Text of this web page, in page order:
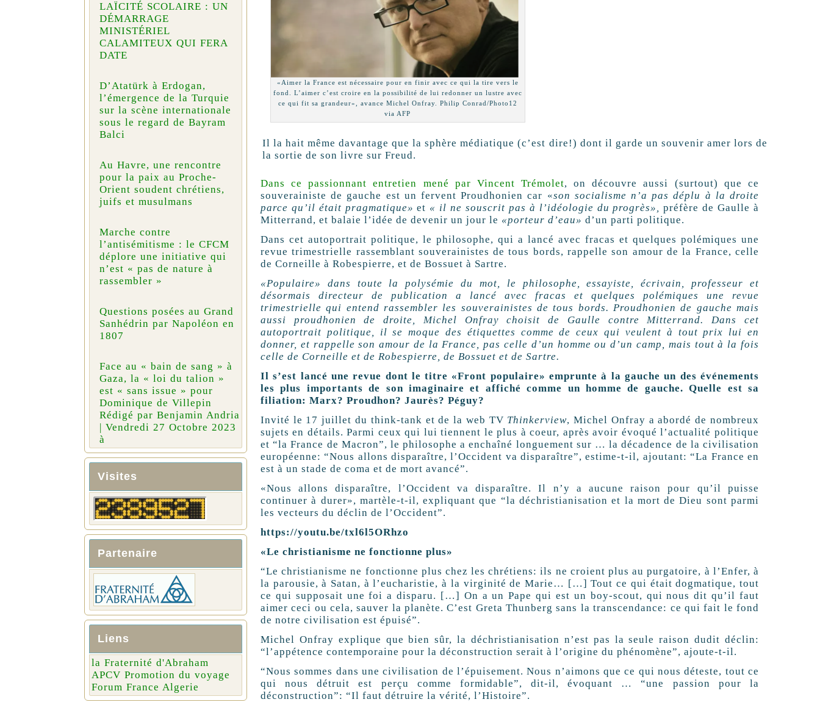
LAÏCITÉ SCOLAIRE : UN
DÉMARRAGE
MINISTÉRIEL
CALAMITEUX QUI FERA
DATE
D’Atatürk à Erdogan,
l’émergence de la Turquie
sur la scène internationale
sous le regard de Bayram
Balci
Au Havre, une rencontre
pour la paix au Proche-
Orient soudent chrétiens,
juifs et musulmans
Marche contre
l’antisémitisme : le CFCM
déplore une initiative qui
n’est « pas de nature à
rassembler »
Questions posées au Grand
Sanhédrin par Napoléon en
1807
Face au « bain de sang » à
Gaza, la « loi du talion »
est « sans issue » pour
Dominique de Villepin
Rédigé par Benjamin Andria
| Vendredi 27 Octobre 2023
à
Visites
Partenaire
Liens
la Fraternité d'Abraham
APCV Promotion du voyage
Forum France Algerie
«Aimer la France est nécessaire pour en finir avec ce qui la tire vers le
fond. L’aimer c’est croire en la possibilité de lui redonner un lustre avec
ce qui fit sa grandeur», avance Michel Onfray. Philip Conrad/Photo12
via AFP
Il la hait même davantage que la sphère médiatique (c’est dire!) dont il garde un souvenir amer lors de
la sortie de son livre sur Freud.
Dans ce passionnant entretien mené par Vincent Trémolet, on découvre aussi (surtout) que ce
souverainiste de gauche est un fervent Proudhonien car «son socialisme n’a pas déplu à la droite
parce qu’il était pragmatique»et « il ne souscrit pas à l’idéologie du progrès»,préfère de Gaulle à
Mitterrand, et balaie l’idée de devenir un jour le «porteur d’eau» d’un parti politique.
Dans cet autoportrait politique, le philosophe, qui a lancé avec fracas et quelques polémiques une
revue trimestrielle rassemblant souverainistes de tous bords, rappelle son amour de la France, celle
de Corneille à Robespierre, et de Bossuet à Sartre.
«Populaire» dans toute la polysémie du mot, le philosophe, essayiste, écrivain, professeur et
désormais directeur de publication a lancé avec fracas et quelques polémiques une revue
trimestrielle qui entend rassembler les souverainistes de tous bords. Proudhonien de gauche mais
aussi proudhonien de droite, Michel Onfray choisit de Gaulle contre Mitterrand. Dans cet
autoportrait politique, il se moque des étiquettes comme de ceux qui veulent à tout prix lui en
donner, et rappelle son amour de la France, pas celle d’un homme ou d’un camp, mais tout à la fois
celle de Corneille et de Robespierre, de Bossuet et de Sartre.
Il s’est lancé une revue dont le titre «Front populaire» emprunte à la gauche un des événements
les plus importants de son imaginaire et affiché comme un homme de gauche. Quelle est sa
filiation: Marx? Proudhon? Jaurès? Péguy?
Invité le 17 juillet du think-tank et de la web TV Thinkerview, Michel Onfray a abordé de nombreux
sujets en détails. Parmi ceux qui lui tiennent le plus à coeur, après avoir évoqué l’actualité politique
et “la France de Macron”, le philosophe a enchaîné longuement sur … la décadence de la civilisation
européenne: “Nous allons disparaître, l’Occident va disparaître”, estime-t-il, ajoutant: “La France en
est à un stade de coma et de mort avancé”.
«Nous allons disparaître, l’Occident va disparaître. Il n’y a aucune raison pour qu’il puisse
continuer à durer», martèle-t-il, expliquant que “la déchristianisation et la mort de Dieu sont parmi
les vecteurs du déclin de l’Occident”.
https://youtu.be/txl6l5ORhzo
«Le christianisme ne fonctionne plus»
“Le christianisme ne fonctionne plus chez les chrétiens: ils ne croient plus au purgatoire, à l’Enfer, à
la parousie, à Satan, à l’eucharistie, à la virginité de Marie… […] Tout ce qui était dogmatique, tout
ce qui supposait une foi a disparu. […] On a un Pape qui est un boy-scout, qui nous dit qu’il faut
aimer ceci ou cela, sauver la planète. C’est Greta Thunberg sans la transcendance: ce qui fait le fond
de notre civilisation est épuisé”.
Michel Onfray explique que bien sûr, la déchristianisation n’est pas la seule raison dudit déclin:
“l’appétence contemporaine pour la déconstruction serait à l’origine du phénomène”, ajoute-t-il.
“Nous sommes dans une civilisation de l’épuisement. Nous n’aimons que ce qui nous déteste, tout ce
qui nous détruit est perçu comme formidable”, dit-il, évoquant … “une passion pour la
déconstruction”: “Il faut détruire la vérité, l’Histoire”.